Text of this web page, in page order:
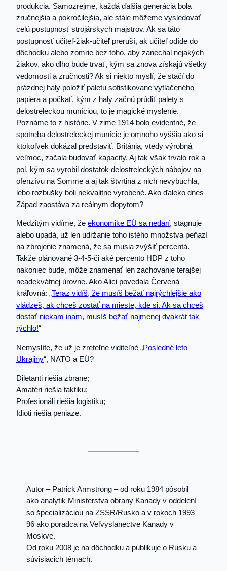
produkcia. Samozrejme, každá ďalšia generácia bola
zručnejšia a pokročilejšia, ale stále môžeme vysledovať
celú postupnosť strojárskych majstrov. Ak sa táto
postupnosť učiteľ-žiak-učiteľ preruší, ak učiteľ odíde do
dôchodku alebo zomrie bez toho, aby zanechal nejakých
žiakov, ako dlho bude trvať, kým sa znova získajú všetky
vedomosti a zručnosti? Ak si niekto myslí, že stačí do
prázdnej haly položiť paletu sofistikovane vytlačeného
papiera a počkať, kým z haly začnú prúdiť palety s
delostreleckou muníciou, to je magické myslenie.
Poznáme to z histórie. V zime 1914 bolo evidentné, že
spotreba delostreleckej munície je omnoho vyššia ako si
ktokoľvek dokázal predstaviť. Británia, vtedy výrobná
veľmoc, začala budovať kapacity. Aj tak však trvalo rok a
pol, kým sa vyrobil dostatok delostreleckých nábojov na
ofenzívu na Somme a aj tak štvrtina z nich nevybuchla,
lebo rozbušky boli nekvalitne vyrobené. Ako ďaleko dnes
Západ zaostáva za reálnym dopytom?
Medzitým vidíme, že ekonomike EÚ sa nedarí, stagnuje
alebo upadá, už len udržanie toho istého množstva peňazí
na zbrojenie znamená, že sa musia zvýšiť percentá.
Takže plánované 3-4-5-či aké percento HDP z toho
nakoniec bude, môže znamenať len zachovanie terajšej
neadekvátnej úrovne. Ako Alici povedala Červená
kráľovná: „Teraz vidíš, že musíš bežať najrýchlejšie ako
vládzeš, ak chceš zostať na mieste, kde si. Ak sa chceš
dostať niekam inam, musíš bežať najmenej dvakrát tak
rýchlo!“
Nemyslíte, že už je zreteľne viditeľné „Posledné leto
Ukrajiny“, NATO a EÚ?
Diletanti riešia zbrane;
Amatéri riešia taktiku;
Profesionáli riešia logistiku;
Idioti riešia peniaze.
Autor – Patrick Armstrong – od roku 1984 pôsobil
ako analytik Ministerstva obrany Kanady v oddelení
so špecializáciou na ZSSR/Rusko a v rokoch 1993 –
96 ako poradca na Veľvyslanectve Kanady v
Moskve.
Od roku 2008 je na dôchodku a publikuje o Rusku a
súvisiacich témach.